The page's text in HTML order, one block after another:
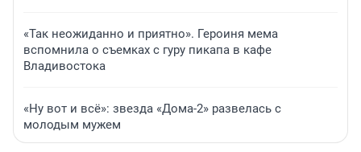
«Так неожиданно и приятно». Героиня мема
вспомнила о съемках с гуру пикапа в кафе
Владивостока
«Ну вот и всё»: звезда «Дома-2» развелась с
молодым мужем